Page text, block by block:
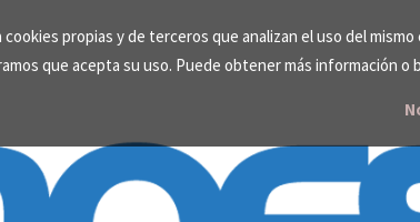
propias y de terceros que analizan el uso del
que acepta su uso. Puede obtener más información